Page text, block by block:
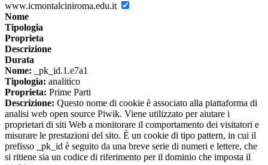
www.icmontalciniroma.edu.it
Nome
Tipologia
Proprieta
Descrizione
Durata
Nome: _pk_id.1.e7a1
Tipologia: analitico
Proprieta: Prime Parti
Descrizione: Questo nome di cookie è associato alla piattaforma di
analisi web open source Piwik. Viene utilizzato per aiutare i
proprietari di siti Web a monitorare il comportamento dei visitatori e
misurare le prestazioni del sito. È un cookie di tipo pattern, in cui il
prefisso _pk_id è seguito da una breve serie di numeri e lettere, che
si ritiene sia un codice di riferimento per il dominio che imposta il